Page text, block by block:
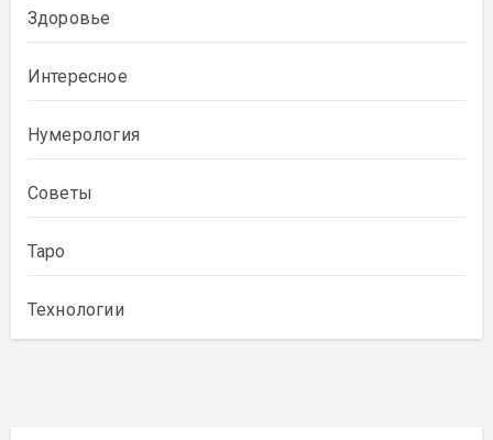
Здоровье
Интересное
Нумерология
Советы
Таро
Технологии